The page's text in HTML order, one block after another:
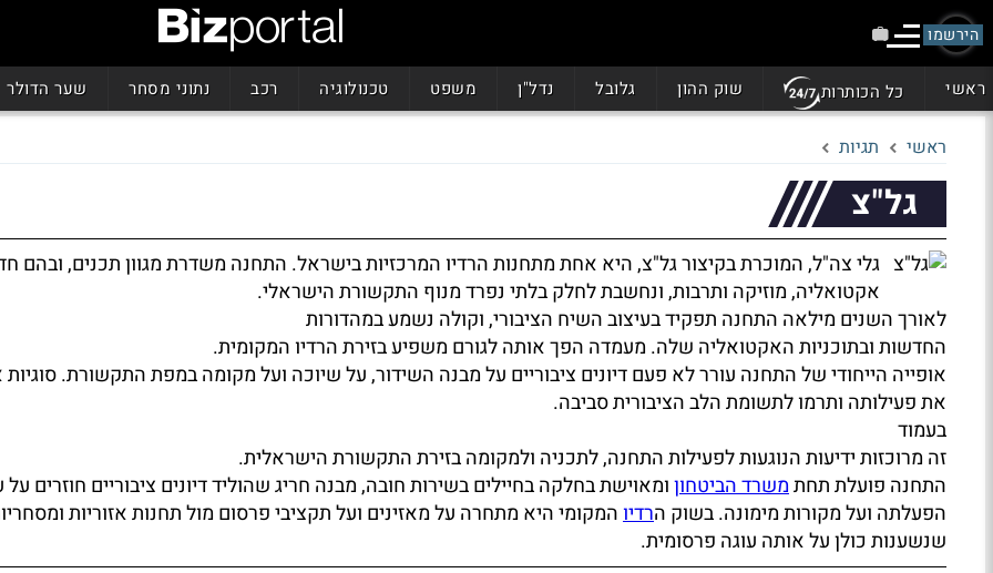
הירשמו
ראשי כל הכותרות שוק ההון גלובל נדל"ן משפט טכנולוגיה רכב נתוני מסחר שער הדולר
ראשי תגיות
גל"צ
גלי צה"ל, המוכרת בקיצור גל"צ, היא אחת מתחנות הרדיו המרכזיות בישראל. התחנה משדרת מגוון תכנים, ובהם
אקטואליה, מוזיקה ותרבות, ונחשבת לחלק בלתי נפרד מנוף התקשורת הישראלי.
לאורך השנים מילאה התחנה תפקיד בעיצוב השיח הציבורי, וקולה נשמע במהדורות
החדשות ובתוכניות האקטואליה שלה. מעמדה הפך אותה לגורם משפיע בזירת הרדיו המקומית.
אופייה הייחודי של התחנה עורר לא פעם דיונים ציבוריים על מבנה השידור, על שיוכה ועל מקומה במפת התקשורת. סוגיות
את פעילותה ותרמו לתשומת הלב הציבורית סביבה.
בעמוד
זה מרוכזות ידיעות הנוגעות לפעילות התחנה, לתכניה ולמקומה בזירת התקשורת הישראלית.
התחנה פועלת תחתמשרד הביטחוןומאוישת בחלקה בחיילים בשירות חובה, מבנה חריג שהוליד דיונים ציבוריים חוזרים
הפעלתה ועל מקורות מימונה. בשוק הרדיוהמקומי היא מתחרה על מאזינים ועל תקציבי פרסום מול תחנות אזוריות
שנשענות כולן על אותה עוגה פרסומית.